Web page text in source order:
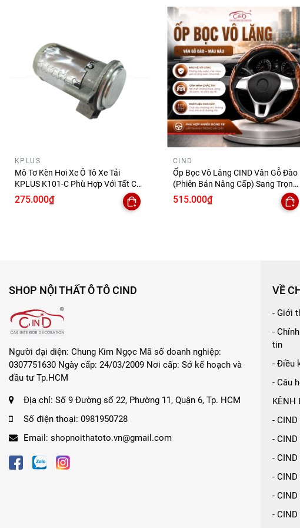
KPLUS
Mô Tơ Kèn Hơi Xe Ô Tô Xe Tải
KPLUS K101-C Phù Hợp Với Tất Cả
Những Dòng Xe
275.000₫
CIND
Ốp Bọc Vô Lăng CIND Vân Gỗ Đào
(Phiên Bản Nâng Cấp) Sang Trọng
Đẳng Cấp Mỏng Nhẹ Chống Trượt
Phù Hợp Nhiều Dòng Xe
515.000₫
SHOP NỘI THẤT Ô TÔ CIND
Người đại diện: Chung Kim Ngọc Mã số doanh nghiệp:
0307751630 Ngày cấp: 24/03/2009 Nơi cấp: Sở kế hoạch và
đầu tư Tp.HCM
Địa chỉ: Số 9 Đường số 22, Phường 11, Quận 6, Tp. HCM
Số điện thoại: 0981950728
Email: shopnoithatoto.vn@gmail.com
VỀ
- Giới
-
tin
- Điều
- Câu
KÊNH
-
-
-
-
-
-